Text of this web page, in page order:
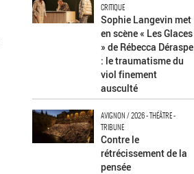
CRITIQUE
Sophie Langevin met
en scène « Les Glaces
» de Rébecca Déraspe
: le traumatisme du
viol finement
ausculté
AVIGNON / 2026 - THÉÂTRE -
TRIBUNE
Contre le
rétrécissement de la
pensée